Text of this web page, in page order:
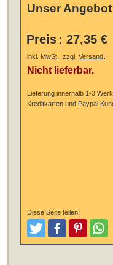
Unser Angebot
Preis : 27,35 €
inkl. MwSt., zzgl. Versand.
Nicht lieferbar.
Lieferung innerhalb 1-3
Kreditkarten und Paypal
Diese Seite teilen:
TweetenPostenPinterest